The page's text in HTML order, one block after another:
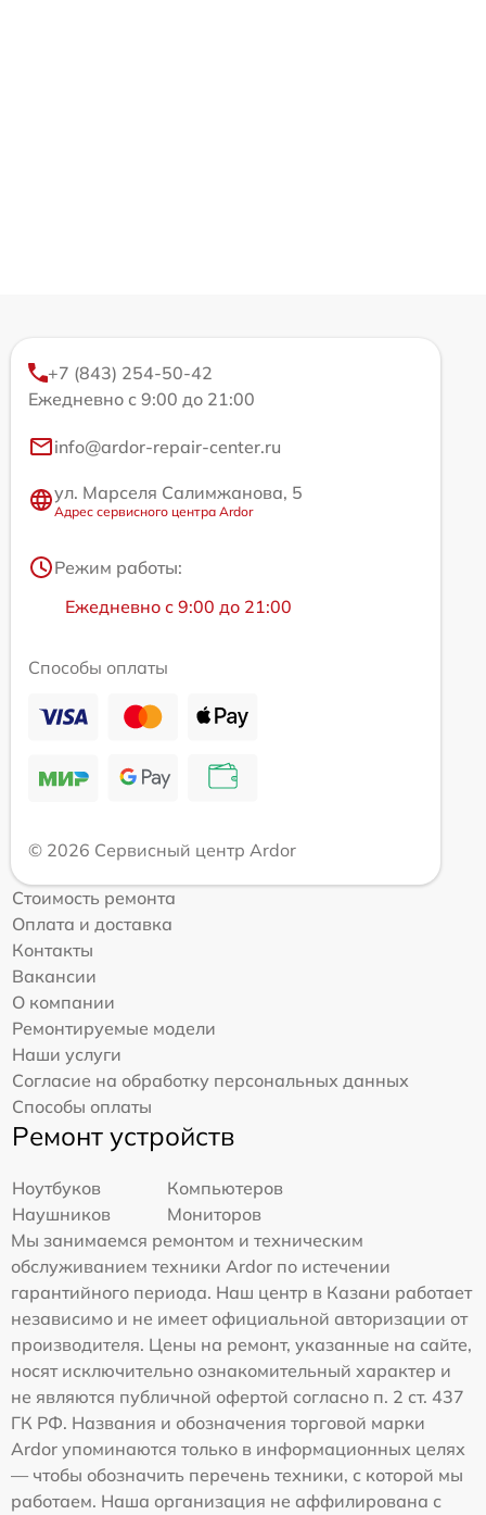
+7 (843) 254-50-42
Ежедневно с 9:00 до 21:00
info@ardor-repair-center.ru
ул. Марселя Салимжанова, 5
Адрес сервисного центра Ardor
Режим работы:
Ежедневно с 9:00 до 21:00
Способы оплаты
© 2026 Сервисный центр Ardor
Стоимость ремонта
Оплата и доставка
Контакты
Вакансии
О компании
Ремонтируемые модели
Наши услуги
Согласие на обработку персональных данных
Способы оплаты
Ремонт устройств
Ноутбуков
Компьютеров
Наушников
Мониторов
Мы занимаемся ремонтом и техническим
обслуживанием техники Ardor по истечении
гарантийного периода. Наш центр в Казани работает
независимо и не имеет официальной авторизации от
производителя. Цены на ремонт, указанные на сайте,
носят исключительно ознакомительный характер и
не являются публичной офертой согласно п. 2 ст. 437
ГК РФ. Названия и обозначения торговой марки
Ardor упоминаются только в информационных целях
— чтобы обозначить перечень техники, с которой мы
работаем. Наша организация не аффилирована с